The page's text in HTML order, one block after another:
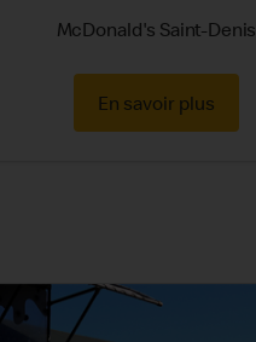
McDonald's Saint-Denis
En savoir plus